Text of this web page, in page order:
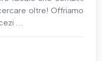
oltre! Offriamo
...